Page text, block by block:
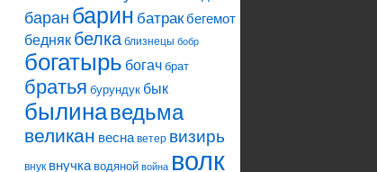
баран барин батракбегемот
бедняк белка близнецы бобр
богатырь богач брат
братья бурундук бык
былинаведьма
великан весна ветер визирь
внук внучка водяной война волк